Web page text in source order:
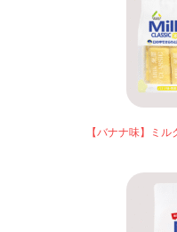
【バナナ味】ミ